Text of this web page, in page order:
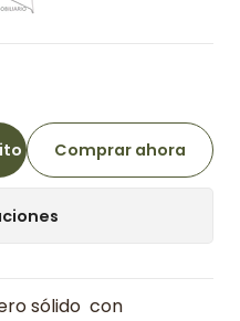
Comprar ahora
sólido con